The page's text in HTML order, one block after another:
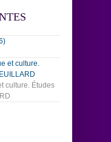
culture. Études